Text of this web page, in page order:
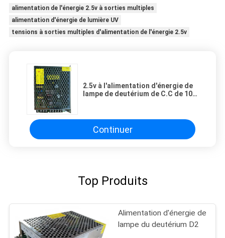
alimentation de l'énergie 2.5v à sorties multiples
alimentation d'énergie de lumière UV
tensions à sorties multiples d'alimentation de l'énergie 2.5v
2.5v à l'alimentation d'énergie de
lampe de deutérium de C.C de 10
Continuer
Top Produits
Alimentation d'énergie de
lampe du deutérium D2